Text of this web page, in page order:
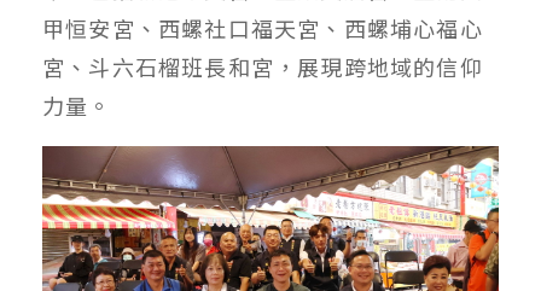
甲恒安宮、西螺社口福天宮、西螺埔心福心
宮、斗六石榴班長和宮，展現跨地域的信仰
力量。